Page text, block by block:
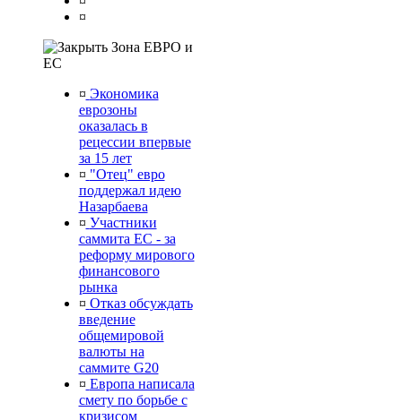
¤
Зона ЕВРО и
ЕС
¤ Экономика
еврозоны
оказалась в
рецессии впервые
за 15 лет
¤ "Отец" евро
поддержал идею
Назарбаева
¤ Участники
саммита ЕС - за
реформу мирового
финансового
рынка
¤ Отказ обсуждать
введение
общемировой
валюты на
саммите G20
¤ Европа написала
смету по борьбе с
кризисом